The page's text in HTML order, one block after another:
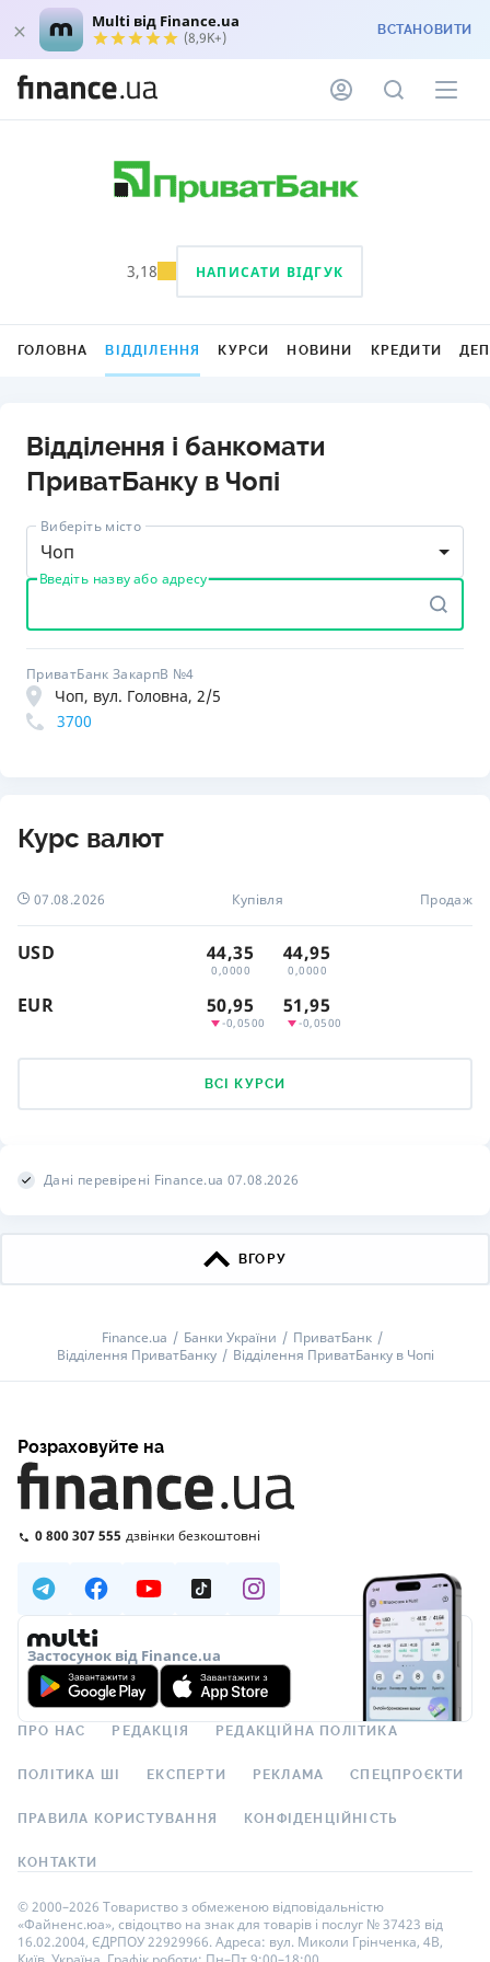
Multi від Finance.ua
(8,9K+) ВСТАНОВИТИ
3,18 НАПИСАТИ ВІДГУК
ГОЛОВНА ВІДДІЛЕННЯ КУРСИ НОВИНИ КРЕДИТИ
Відділення і банкомати
ПриватБанку в Чопі
Виберіть місто
Чоп
Введіть назву або адресу
ПриватБанк ЗакарпВ №4
Чоп, вул. Головна, 2/5
3700
Курс валют
07.08.2026 Купівля Продаж
USD 44,35
0,0000
44,95
0,0000
EUR 50,95
-0,0500
51,95
-0,0500
ВСІ КУРСИ
Дані перевірені Finance.ua 07.08.2026
ВГОРУ
Finance.ua Банки України
ПриватБанк
Відділення ПриватБанку
Відділення ПриватБанку в Чопі
Розраховуйте на
0 800 307 555 дзвінки безкоштовні
Застосунок від Finance.ua
ПРО НАС РЕДАКЦІЯ РЕДАКЦІЙНА ПОЛІТИКА
ПОЛІТИКА ШІ ЕКСПЕРТИ РЕКЛАМА СПЕЦПРОЄКТИ
ПРАВИЛА КОРИСТУВАННЯ КОНФІДЕНЦІЙНІСТЬ
КОНТАКТИ
© 2000–2026 Товариство з обмеженою відповідальністю
«Файненс.юа», свідоцтво на знак для товарів і послуг № 37423 від
16.02.2004, ЄДРПОУ 22929966. Адреса: вул. Миколи Грінченка, 4В,